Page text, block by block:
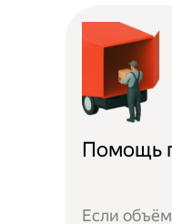
Помощь
Если